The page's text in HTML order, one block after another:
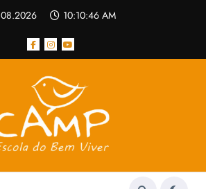
10:10:47 AM